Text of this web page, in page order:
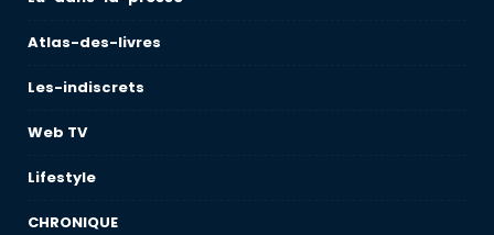
Atlas-des-livres
Les-indiscrets
Web TV
Lifestyle
CHRONIQUE